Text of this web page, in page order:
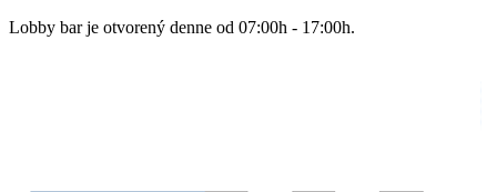
Lobby bar je otvorený denne od 07:00h - 17:00h.